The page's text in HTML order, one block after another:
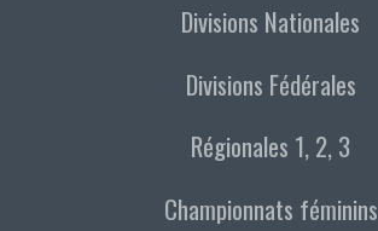
Divisions Nationales
Divisions Fédérales
Régionales 1, 2, 3
Championnats féminins